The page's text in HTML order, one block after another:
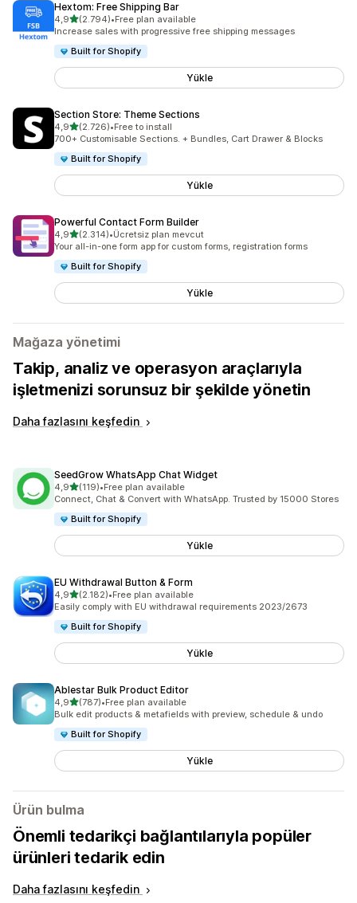
Hextom: Free Shipping Bar
4,95 yıldız üzerinden
(2.794)
toplam 2794 değerlendirme
•Free plan available
Increase sales with progressive free shipping messages
Built for Shopify
Yükle
Section Store: Theme Sections
4,95 yıldız üzerinden
(2.726)
toplam 2726 değerlendirme
•Free to install
700+ Customisable Sections. + Bundles, Cart Drawer & Blocks
Built for Shopify
Yükle
Powerful Contact Form Builder
4,95 yıldız üzerinden
(2.314)
toplam 2314 değerlendirme
•Ücretsiz plan mevcut
Your all-in-one form app for custom forms, registration forms
Built for Shopify
Yükle
Mağaza yönetimi
Takip, analiz ve operasyon araçlarıyla
işletmenizi sorunsuz bir şekilde yönetin
Daha fazlasını keşfedin
SeedGrow WhatsApp Chat Widget
4,95 yıldız üzerinden
(119)
toplam 119 değerlendirme
•Free plan available
Connect, Chat & Convert with WhatsApp. Trusted by 15000 Stores
Built for Shopify
Yükle
EU Withdrawal Button & Form
4,95 yıldız üzerinden
(2.182)
toplam 2182 değerlendirme
•Free plan available
Easily comply with EU withdrawal requirements 2023/2673
Built for Shopify
Yükle
Ablestar Bulk Product Editor
4,95 yıldız üzerinden
(787)
toplam 787 değerlendirme
•Free plan available
Bulk edit products & metafields with preview, schedule & undo
Built for Shopify
Yükle
Ürün bulma
Önemli tedarikçi bağlantılarıyla popüler
ürünleri tedarik edin
Daha fazlasını keşfedin